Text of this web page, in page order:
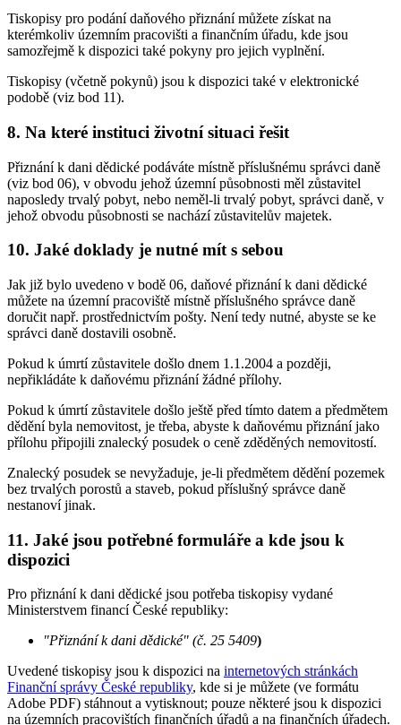
Tiskopisy pro podání daňového přiznání můžete získat na
kterémkoliv územním pracovišti a finančním úřadu, kde jsou
samozřejmě k dispozici také pokyny pro jejich vyplnění.
Tiskopisy (včetně pokynů) jsou k dispozici také v elektronické
podobě (viz bod 11).
8. Na které instituci životní situaci řešit
Přiznání k dani dědické podáváte místně příslušnému správci daně
(viz bod 06), v obvodu jehož územní působnosti měl zůstavitel
naposledy trvalý pobyt, nebo neměl-li trvalý pobyt, správci daně, v
jehož obvodu působnosti se nachází zůstavitelův majetek.
10. Jaké doklady je nutné mít s sebou
Jak již bylo uvedeno v bodě 06, daňové přiznání k dani dědické
můžete na územní pracoviště místně příslušného správce daně
doručit např. prostřednictvím pošty. Není tedy nutné, abyste se ke
správci daně dostavili osobně.
Pokud k úmrtí zůstavitele došlo dnem 1.1.2004 a později,
nepřikládáte k daňovému přiznání žádné přílohy.
Pokud k úmrtí zůstavitele došlo ještě před tímto datem a předmětem
dědění byla nemovitost, je třeba, abyste k daňovému přiznání jako
přílohu připojili znalecký posudek o ceně zděděných nemovitostí.
Znalecký posudek se nevyžaduje, je-li předmětem dědění pozemek
bez trvalých porostů a staveb, pokud příslušný správce daně
nestanoví jinak.
11. Jaké jsou potřebné formuláře a kde jsou k
dispozici
Pro přiznání k dani dědické jsou potřeba tiskopisy vydané
Ministerstvem financí České republiky:
"Přiznání k dani dědické" (č. 25 5409)
Uvedené tiskopisy jsou k dispozici na internetových stránkách
Finanční správy České republiky, kde si je můžete (ve formátu
Adobe PDF) stáhnout a vytisknout; pouze některé jsou k dispozici
na územních pracovištích finančních úřadů a na finančních úřadech.